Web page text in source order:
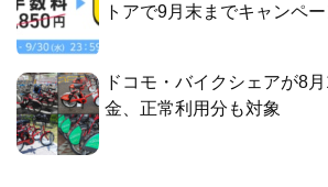
トアで9月末までキャンペ
ドコモ・バイクシェアが8
金、正常利用分も対象